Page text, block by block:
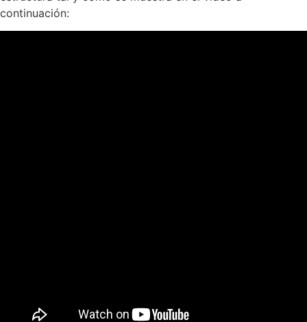
continuación: